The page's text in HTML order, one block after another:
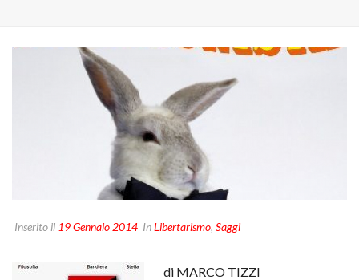
Inserito il 19 Gennaio 2014 InLibertarismo, Saggi
di MARCO TIZZI